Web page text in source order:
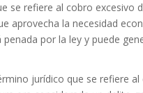
se refiere al cobro excesivo
aprovecha la necesidad
por la ley y puede
jurídico que se refiere